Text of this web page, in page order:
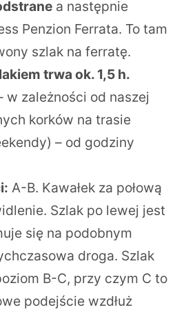
a następnie
Penzion Ferrata. To tam
szlak na ferratę.
trwa ok. 1,5 h.
w zależności od naszej
korków na trasie
– od godziny
A-B. Kawałek za połową
Szlak po lewej jest
się na podobnym
droga. Szlak
B-C, przy czym C to
podejście wzdłuż